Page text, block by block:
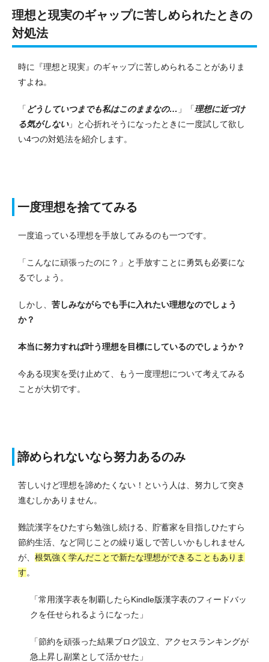
理想と現実のギャップに苦しめられたときの
対処法
時に『理想と現実』のギャップに苦しめられることがありま
すよね。
「 どうしていつまでも私はこのままなの… 」「理想に近づけ
る気がしない」と心折れそうになったときに一度試して欲し
い4つの対処法を紹介します。
一度理想を捨ててみる
一度追っている理想を手放してみるのも一つです。
「こんなに頑張ったのに？」と手放すことに勇気も必要にな
るでしょう。
しかし、 苦しみながらでも手に入れたい理想なのでしょう
か？
本当に努力すれば叶う理想を目標にしているのでしょうか？
今ある現実を受け止めて、もう一度理想について考えてみる
ことが大切です。
諦められないなら努力あるのみ
苦しいけど理想を諦めたくない！という人は、努力して突き
進むしかありません。
難読漢字をひたすら勉強し続ける、貯蓄家を目指しひたすら
節約生活、など同じことの繰り返しで苦しいかもしれません
が、 根気強く学んだことで新たな理想ができることもありま
す。
「常用漢字表を制覇したらKindle版漢字表のフィードバッ
クを任せられるようになった」
「節約を頑張った結果ブログ設立、アクセスランキングが
急上昇し副業として活かせた」